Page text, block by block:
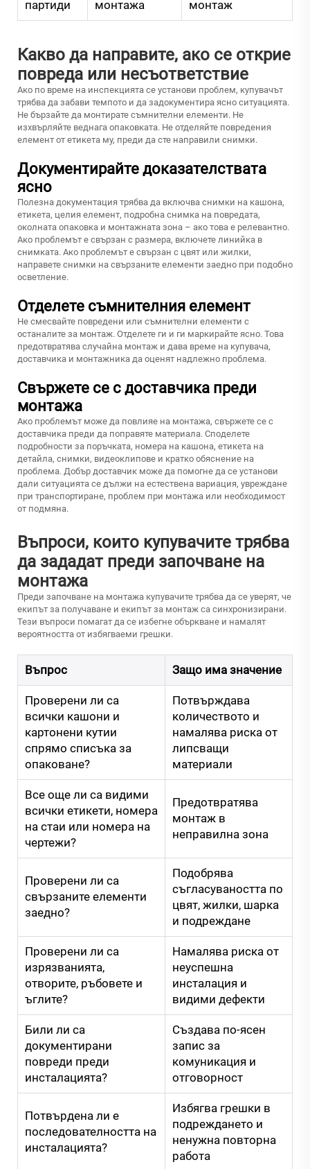
партиди монтажа монтаж
Какво да направите, ако се открие
повреда или несъответствие
Ако по време на инспекцията се установи проблем, купувачът
трябва да забави темпото и да задокументира ясно ситуацията.
Не бързайте да монтирате съмнителни елементи. Не
изхвърляйте веднага опаковката. Не отделяйте повредения
елемент от етикета му, преди да сте направили снимки.
Документирайте доказателствата
ясно
Полезна документация трябва да включва снимки на кашона,
етикета, целия елемент, подробна снимка на повредата,
околната опаковка и монтажната зона – ако това е релевантно.
Ако проблемът е свързан с размера, включете линийка в
снимката. Ако проблемът е свързан с цвят или жилки,
направете снимки на свързаните елементи заедно при подобно
осветление.
Отделете съмнителния елемент
Не смесвайте повредени или съмнителни елементи с
останалите за монтаж. Отделете ги и ги маркирайте ясно. Това
предотвратява случайна монтаж и дава време на купувача,
доставчика и монтажника да оценят надлежно проблема.
Свържете се с доставчика преди
монтажа
Ако проблемът може да повлияе на монтажа, свържете се с
доставчика преди да поправяте материала. Споделете
подробности за поръчката, номера на кашона, етикета на
детайла, снимки, видеоклипове и кратко обяснение на
проблема. Добър доставчик може да помогне да се установи
дали ситуацията се дължи на естествена вариация, увреждане
при транспортиране, проблем при монтажа или необходимост
от подмяна.
Въпроси, които купувачите трябва
да зададат преди започване на
монтажа
Преди започване на монтажа купувачите трябва да се уверят, че
екипът за получаване и екипът за монтаж са синхронизирани.
Тези въпроси помагат да се избегне объркване и намалят
вероятността от избягваеми грешки.
Въпрос Защо има значение
Проверени ли са
всички кашони и
картонени кутии
спрямо списъка за
опаковане?
Потвърждава
количеството и
намалява риска от
липсващи
материали
Все още ли са видими
всички етикети, номера
на стаи или номера на
чертежи?
Предотвратява
монтаж в
неправилна зона
Проверени ли са
свързаните елементи
заедно?
Подобрява
съгласуваността по
цвят, жилки, шарка
и подреждане
Проверени ли са
изрязванията,
отворите, ръбовете и
ъглите?
Намалява риска от
неуспешна
инсталация и
видими дефекти
Били ли са
документирани
повреди преди
инсталацията?
Създава по-ясен
запис за
комуникация и
отговорност
Потвърдена ли е
последователността на
инсталацията?
Избягва грешки в
подреждането и
ненужна повторна
работа